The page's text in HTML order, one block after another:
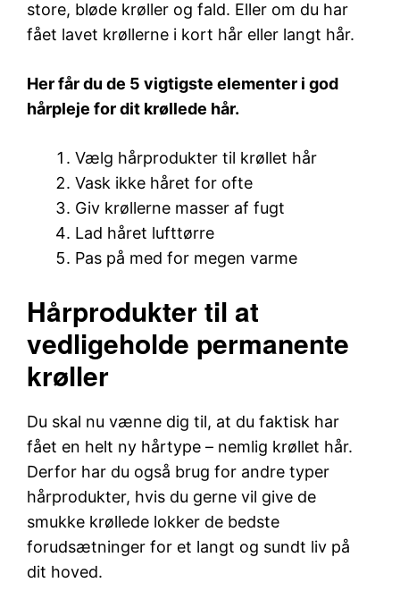
store, bløde krøller og fald. Eller om du har
fået lavet krøllerne i kort hår eller langt hår.
Her får du de 5 vigtigste elementer i god
hårpleje for dit krøllede hår.
Vælg hårprodukter til krøllet hår
Vask ikke håret for ofte
Giv krøllerne masser af fugt
Lad håret lufttørre
Pas på med for megen varme
Hårprodukter til at
vedligeholde permanente
krøller
Du skal nu vænne dig til, at du faktisk har
fået en helt ny hårtype – nemlig krøllet hår.
Derfor har du også brug for andre typer
hårprodukter, hvis du gerne vil give de
smukke krøllede lokker de bedste
forudsætninger for et langt og sundt liv på
dit hoved.